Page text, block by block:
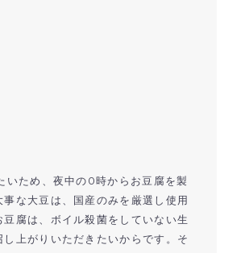
いため、夜中の0時からお豆腐を製
な大豆は、国産のみを厳選し使用
腐は、ボイル殺菌をしていない生
上がりいただきたいからです。そ